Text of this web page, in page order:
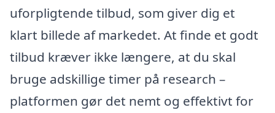
uforpligtende tilbud, som giver dig et
klart billede af markedet. At finde et godt
tilbud kræver ikke længere, at du skal
bruge adskillige timer på research –
platformen gør det nemt og effektivt for